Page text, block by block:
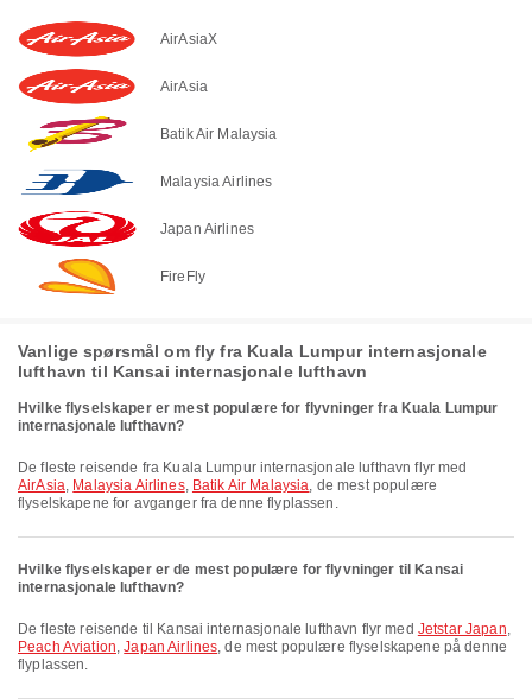
AirAsiaX
AirAsia
Batik Air Malaysia
Malaysia Airlines
Japan Airlines
FireFly
Vanlige spørsmål om fly fra Kuala Lumpur internasjonale
lufthavn til Kansai internasjonale lufthavn
Hvilke flyselskaper er mest populære for flyvninger fra Kuala Lumpur
internasjonale lufthavn?
De fleste reisende fra Kuala Lumpur internasjonale lufthavn flyr med
AirAsia, Malaysia Airlines, Batik Air Malaysia, de mest populære
flyselskapene for avganger fra denne flyplassen.
Hvilke flyselskaper er de mest populære for flyvninger til Kansai
internasjonale lufthavn?
De fleste reisende til Kansai internasjonale lufthavn flyr med Jetstar Japan,
Peach Aviation,Japan Airlines, de mest populære flyselskapene på denne
flyplassen.